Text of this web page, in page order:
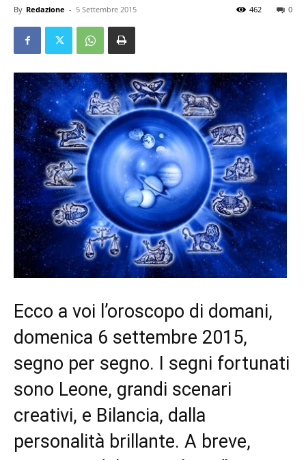
By Redazione - 5 Settembre 2015 0
462
Ecco a voi l’oroscopo di domani,
domenica 6 settembre 2015,
segno per segno. I segni fortunati
sono Leone, grandi scenari
creativi, e Bilancia, dalla
personalità brillante. A breve,